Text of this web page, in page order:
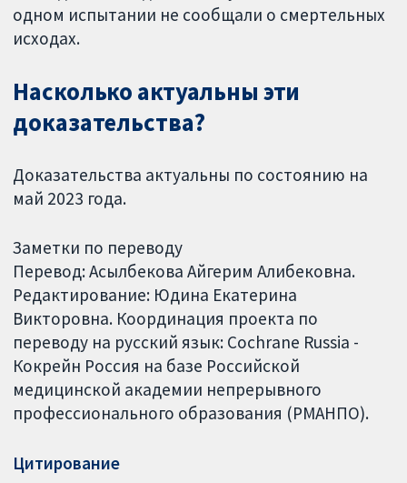
одном испытании не сообщали о смертельных
исходах.
Насколько актуальны эти
доказательства?
Доказательства актуальны по состоянию на
май 2023 года.
Заметки по переводу
Перевод: Асылбекова Айгерим Алибековна.
Редактирование: Юдина Екатерина
Викторовна. Координация проекта по
переводу на русский язык: Cochrane Russia -
Кокрейн Россия на базе Российской
медицинской академии непрерывного
профессионального образования (РМАНПО).
Цитирование